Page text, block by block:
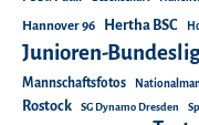
Hannover 96 Hertha BSC
Junioren-
Mannschaftsfotos
Rostock SG Dynamo Dresden